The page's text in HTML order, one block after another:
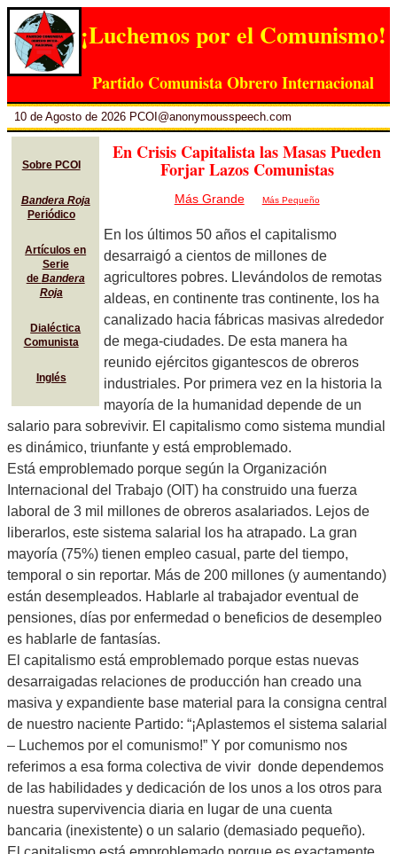
¡Luchemos por el Comunismo!
Partido Comunista Obrero Internacional
10 de Agosto de 2026 PCOI@anonymousspeech.com
Sobre PCOI
Bandera Roja
Periódico
Artículos en
Serie
de Bandera
Roja
Dialéctica
Comunista
Inglés
En Crisis Capitalista las Masas Pueden
Forjar Lazos Comunistas
Más Grande Más Pequeño
En los últimos 50 años el capitalismo
desarraigó a cientos de millones de
agricultores pobres. Llevándolos de remotas
aldeas, en continente tras continente, los ha
canalizado hacia fábricas masivas alrededor
de mega-ciudades. De esta manera ha
reunido ejércitos gigantescos de obreros
industriales. Por primera vez en la historia la
mayoría de la humanidad depende de un
salario para sobrevivir. El capitalismo como sistema mundial
es dinámico, triunfante y está emproblemado.
Está emproblemado porque según la Organización
Internacional del Trabajo (OIT) ha construido una fuerza
laboral de 3 mil millones de obreros asalariados. Lejos de
liberarlos, este sistema salarial los ha atrapado. La gran
mayoría (75%) tienen empleo casual, parte del tiempo,
temporal o sin reportar. Más de 200 millones (y aumentando)
están desempleados. Hablarle al trabajador eventual de
pensiones, días por enfermedad o beneficios de desempleo
es hablarle de fantasías.
El capitalismo está emproblemado porque estas nuevas
desarraigadas relaciones de producción han creado una
masiva y expandiente base material para la consigna central
de nuestro naciente Partido: “¡Aplastemos el sistema salarial
– Luchemos por el comunismo!” Y por comunismo nos
referimos a esa forma colectiva de vivir donde dependemos
de las habilidades y dedicación de los unos a los otros para
nuestra supervivencia diaria en lugar de una cuenta
bancaria (inexistente) o un salario (demasiado pequeño).